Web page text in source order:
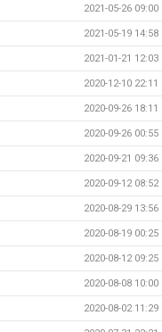
2021-05-26 09:00
2021-05-19 14:58
2021-01-21 12:03
2020-12-10 22:11
2020-09-26 18:11
2020-09-26 00:55
2020-09-21 09:36
2020-09-12 08:52
2020-08-29 13:56
2020-08-19 00:25
2020-08-12 09:25
2020-08-08 10:00
2020-08-02 11:29